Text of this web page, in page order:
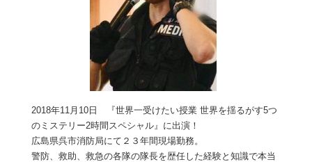
2018年11月10日 『世界一受けたい授業 世界を揺るがす5つ
のミステリー2時間スペシャル』に出演！
広島県呉市消防局にて２３年間現場勤務。
警防、救助、救急の各隊の隊長を歴任した経験と知識で本当